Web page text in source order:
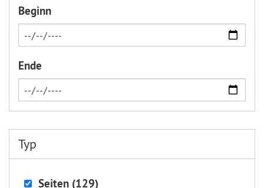
Beginn
Ende
Typ
Seiten (129)